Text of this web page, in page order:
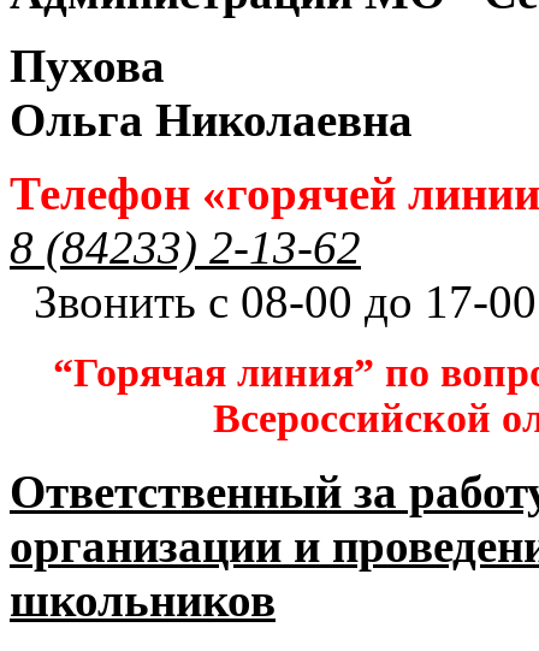
Пухова
Ольга Николаевна
Телефон «горячей
8 (84233) 2-13-62
Звонить с 08-00 до 17-
“Горячая линия” по
Всероссийской
Ответственный за
организации и
школьников​